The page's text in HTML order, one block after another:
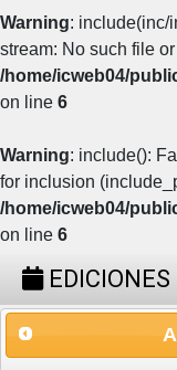
Warning: include(inc/
stream: No such file
/home/icweb04/
on line 6
Warning: include():
for inclusion
/home/icweb04/
on line 6
EDICIONES